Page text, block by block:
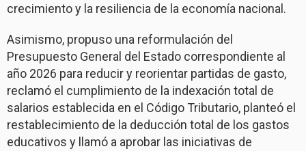
crecimiento y la resiliencia de la economía nacional.
Asimismo, propuso una reformulación del
Presupuesto General del Estado correspondiente al
año 2026 para reducir y reorientar partidas de gasto,
reclamó el cumplimiento de la indexación total de
salarios establecida en el Código Tributario, planteó el
restablecimiento de la deducción total de los gastos
educativos y llamó a aprobar las iniciativas de